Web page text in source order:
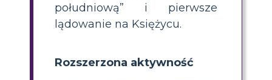
południową” i pierwsze
lądowanie na Księżycu.
Rozszerzona aktywność